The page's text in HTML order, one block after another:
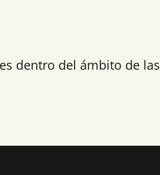
dentro del ámbito de las